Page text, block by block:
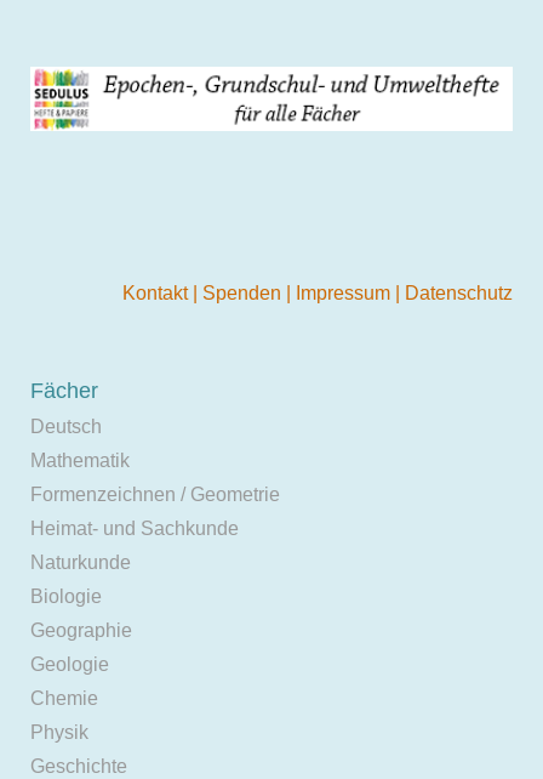
Kontakt Spenden Impressum Datenschutz
Fächer
Deutsch
Mathematik
Formenzeichnen / Geometrie
Heimat- und Sachkunde
Naturkunde
Biologie
Geographie
Geologie
Chemie
Physik
Geschichte